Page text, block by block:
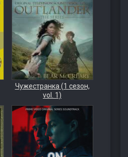
Чужестранка (1 сезон,
vol. 1)